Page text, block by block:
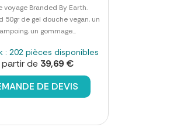
voyage Branded By Earth.
50gr de gel douche vegan, un
un gommage...
: 202 pièces disponibles
partir de 39,69 €
DE DEVIS